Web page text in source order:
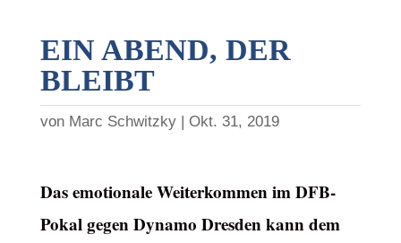
EIN ABEND, DER
BLEIBT
von Marc Schwitzky Okt. 31, 2019
Das emotionale Weiterkommen im DFB-
Pokal gegen Dynamo Dresden kann dem